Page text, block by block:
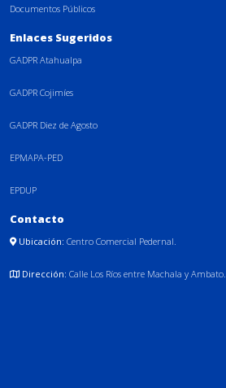
Documentos Públicos
Enlaces Sugeridos
GADPR Atahualpa
GADPR Cojimíes
GADPR Diez de Agosto
EPMAPA-PED
EPDUP
Contacto
Ubicación: Centro Comercial Pedernal.
Dirección: Calle Los Ríos entre Machala y Ambato.